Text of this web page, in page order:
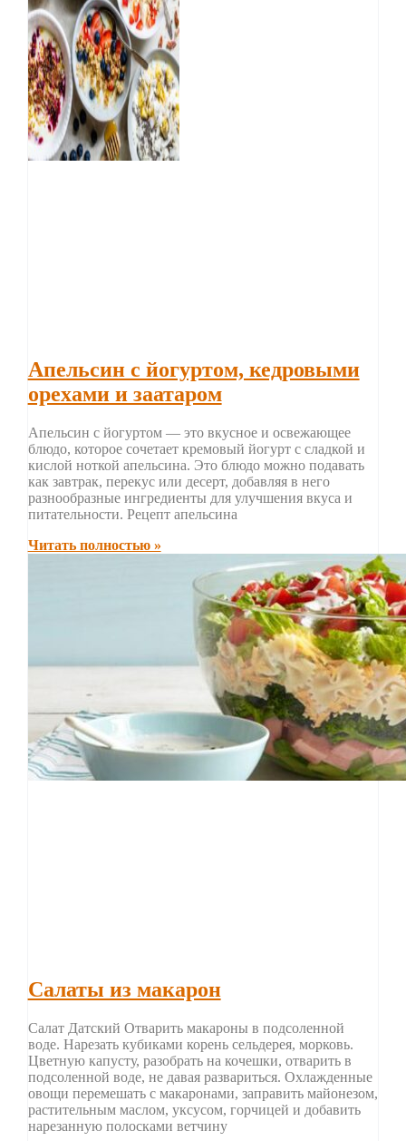
Апельсин с йогуртом, кедровыми
орехами и заатаром
Апельсин с йогуртом — это вкусное и освежающее
блюдо, которое сочетает кремовый йогурт с сладкой и
кислой ноткой апельсина. Это блюдо можно подавать
как завтрак, перекус или десерт, добавляя в него
разнообразные ингредиенты для улучшения вкуса и
питательности. Рецепт апельсина
Читать полностью »
Салаты из макарон
Салат Датский Отварить макароны в подсоленной
воде. Нарезать кубиками корень сельдерея, морковь.
Цветную капусту, разобрать на кочешки, отварить в
подсоленной воде, не давая развариться. Охлажденные
овощи перемешать с макаронами, заправить майонезом,
растительным маслом, уксусом, горчицей и добавить
нарезанную полосками ветчину